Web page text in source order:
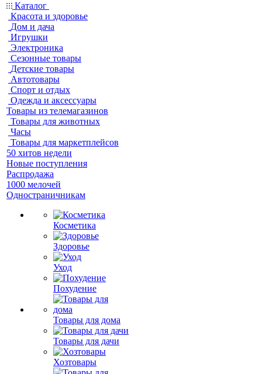
Каталог
Красота и здоровье
Дом и дача
Игрушки
Электроника
Сезонные товары
Детские товары
Автотовары
Спорт и отдых
Одежда и аксессуары
Товары из телемагазинов
Товары для животных
Часы
Товары для маркетплейсов
50 хитов недели
Новые поступления
Распродажа
1000 мелочей
Одностраничникам
Косметика
Здоровье
Уход
Похудение
Товары для дома
Товары для дачи
Хозтовары